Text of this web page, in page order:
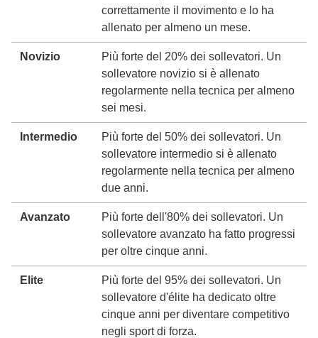
correttamente il movimento e lo ha
allenato per almeno un mese.
Novizio
Più forte del 20% dei sollevatori. Un
sollevatore novizio si è allenato
regolarmente nella tecnica per almeno
sei mesi.
Intermedio
Più forte del 50% dei sollevatori. Un
sollevatore intermedio si è allenato
regolarmente nella tecnica per almeno
due anni.
Avanzato
Più forte dell'80% dei sollevatori. Un
sollevatore avanzato ha fatto progressi
per oltre cinque anni.
Elite
Più forte del 95% dei sollevatori. Un
sollevatore d'élite ha dedicato oltre
cinque anni per diventare competitivo
negli sport di forza.